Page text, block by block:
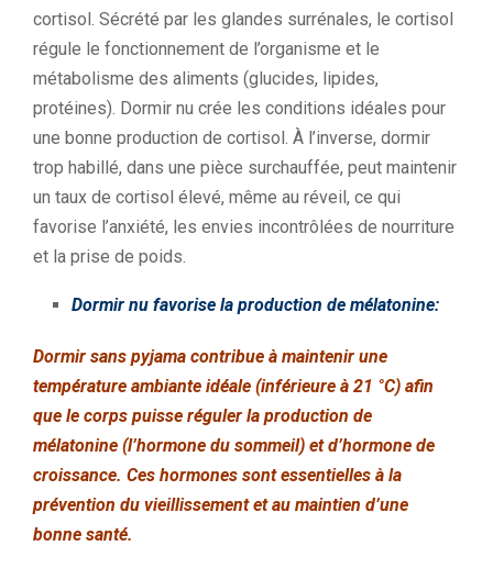
cortisol. Sécrété par les glandes surrénales, le cortisol
régule le fonctionnement de l’organisme et le
métabolisme des aliments (glucides, lipides,
protéines). Dormir nu crée les conditions idéales pour
une bonne production de cortisol. À l’inverse, dormir
trop habillé, dans une pièce surchauffée, peut maintenir
un taux de cortisol élevé, même au réveil, ce qui
favorise l’anxiété, les envies incontrôlées de nourriture
et la prise de poids.
Dormir nu favorise la production de mélatonine:
Dormir sans pyjama contribue à maintenir une
température ambiante idéale (inférieure à 21 °C) afin
que le corps puisse réguler la production de
mélatonine (l’hormone du sommeil) et d’hormone de
croissance. Ces hormones sont essentielles à la
prévention du vieillissement et au maintien d’une
bonne santé.